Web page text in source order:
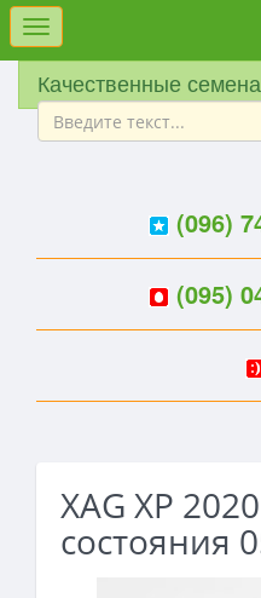
Меню
Качественные
(096)
(095)
XAG XP
состояния